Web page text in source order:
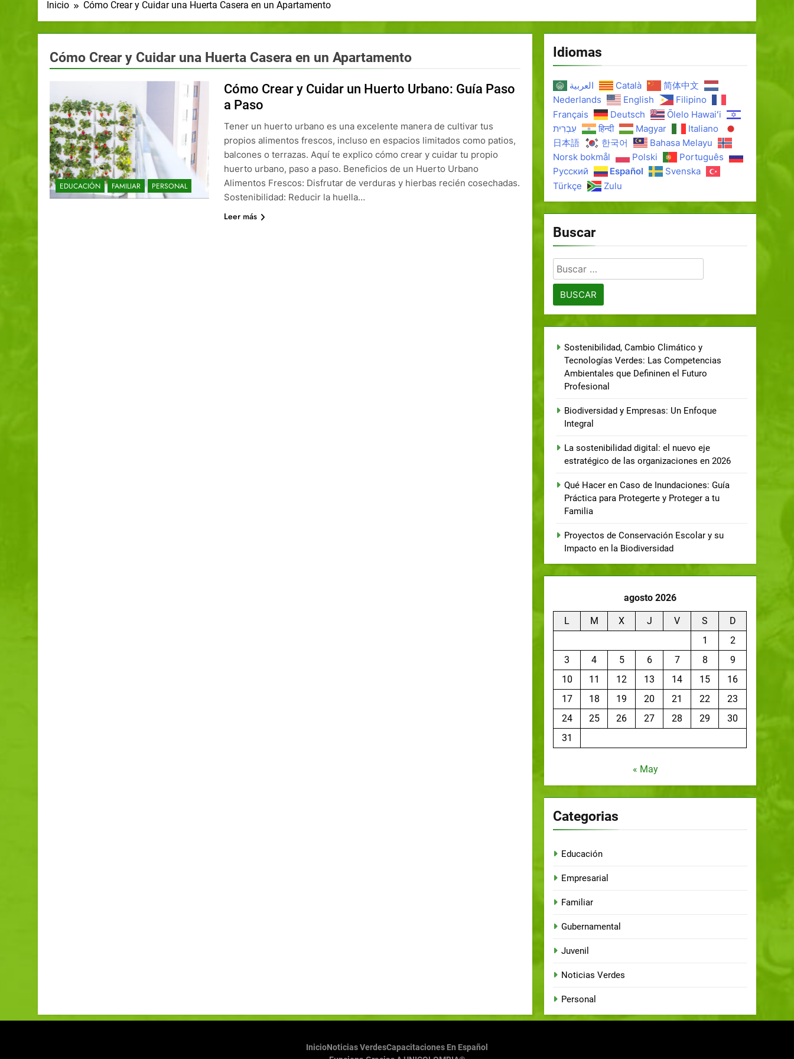
Inicio Cómo Crear y Cuidar una Huerta Casera en un Apartamento
Cómo Crear y Cuidar una Huerta Casera en un Apartamento
EDUCACIÓN FAMILIAR PERSONAL
Cómo Crear y Cuidar un Huerto Urbano: Guía Paso
a Paso
Tener un huerto urbano es una excelente manera de cultivar tus
propios alimentos frescos, incluso en espacios limitados como patios,
balcones o terrazas. Aquí te explico cómo crear y cuidar tu propio
huerto urbano, paso a paso. Beneficios de un Huerto Urbano
Alimentos Frescos: Disfrutar de verduras y hierbas recién cosechadas.
Sostenibilidad: Reducir la huella…
Leer más
Idiomas
العربية Català
简体中文
Nederlands
English
Filipino
Français
Deutsch
Ōlelo Hawaiʻi
עִבְרִית
हिन्दी Magyar
Italiano
日本語
한국어
Bahasa Melayu
Norsk bokmål
Polski
Português
Русский
Español
Svenska
Türkçe
Zulu
Buscar
Sostenibilidad, Cambio Climático y
Tecnologías Verdes: Las Competencias
Ambientales que Defininen el Futuro
Profesional
Biodiversidad y Empresas: Un Enfoque
Integral
La sostenibilidad digital: el nuevo eje
estratégico de las organizaciones en 2026
Qué Hacer en Caso de Inundaciones: Guía
Práctica para Protegerte y Proteger a tu
Familia
Proyectos de Conservación Escolar y su
Impacto en la Biodiversidad
agosto 2026
L M X J V S
D
1
2
3
4 5 6 7 8
9
10
11 12 13 14 15
16
17
18 19 20 21 22
23
24
25 26 27 28 29
30
31
« May
Categorias
Educación
Empresarial
Familiar
Gubernamental
Juvenil
Noticias Verdes
Personal
InicioNoticias VerdesCapacitaciones En Español